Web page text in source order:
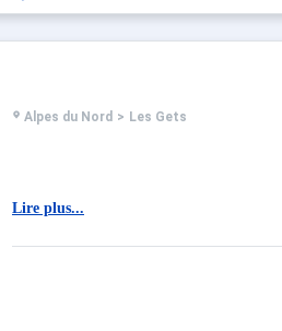
Alpes du Nord > Les Gets
Lire plus...